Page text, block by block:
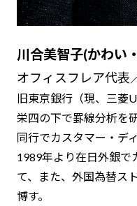
川合美智子(かわい
オフィスフレア代表
旧東京銀行（現、三菱
栄四の下で罫線分析を
同行でカスタマー・デ
1989年より在日外銀で
て、また、外国為替ス
博す。